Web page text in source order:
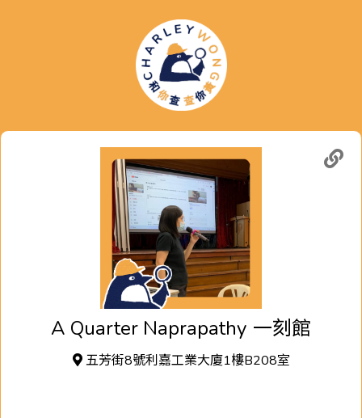
A Quarter Naprapathy 一刻館
五芳街8號利嘉工業大廈1樓B208室